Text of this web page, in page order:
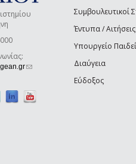
(link sends e-mail)
Συμβουλευτικοί
Έντυπα / Αιτήσεις
Υπουργείο
Διαύγεια
Εύδοξος